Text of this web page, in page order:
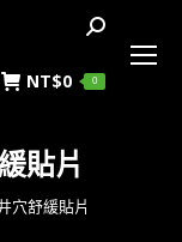
搜
NT$0 0
貼片
穴舒緩貼片